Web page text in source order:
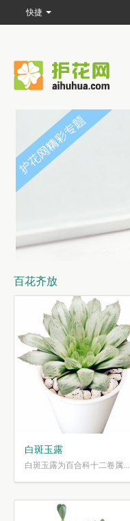
百花齐放
白斑玉露
白斑玉露为百合科十二卷属...
快捷